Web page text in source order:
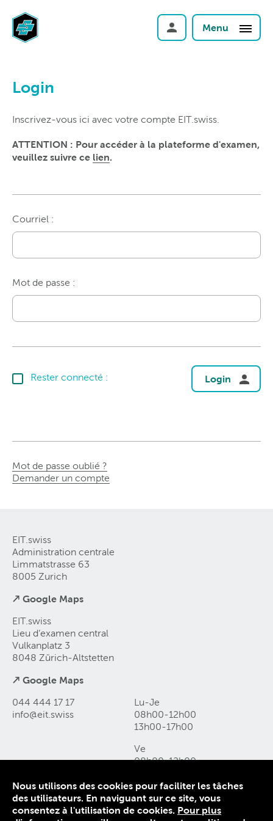
Menu
Login
Inscrivez-vous ici avec votre compte EIT.swiss.
ATTENTION : Pour accéder à la plateforme d'examen,
veuillez suivre ce lien.
Courriel :
Mot de passe :
Rester connecté : Login
Mot de passe oublié ?
Demander un compte
EIT.swiss
Administration centrale
Limmatstrasse 63
8005 Zurich
↗ Google Maps
EIT.swiss
Lieu d’examen central
Vulkanplatz 3
8048 Zürich-Altstetten
↗ Google Maps
044 444 17 17
info@eit swiss
Lu-Je
08h00-12h00
13h00-17h00
Ve
08h00-12h00
Contact et accès
Déclaration de protection des données
Nous utilisons des cookies pour faciliter les tâches
des utilisateurs. En naviguant sur ce site, vous
consentez à l'utilisation de cookies. Pour plus